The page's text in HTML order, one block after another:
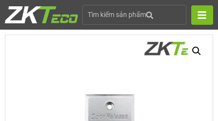
Tìm kiếm sản phẩm